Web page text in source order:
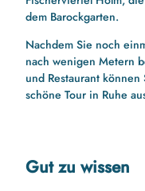
dem Barockgarten.
Nachdem Sie noch
nach wenigen Metern
und Restaurant
schöne Tour in Ruhe
Gut zu wissen